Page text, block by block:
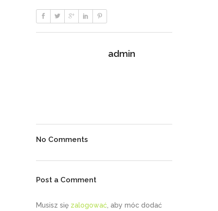
admin
No Comments
Post a Comment
Musisz się zalogować, aby móc dodać